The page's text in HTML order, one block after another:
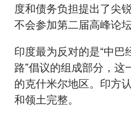
度和债务负担提出了尖
不会参加第二届高峰论坛
印度最为反对的是“中巴
路”倡议的组成部分，这
的克什米尔地区。印方
和领土完整。